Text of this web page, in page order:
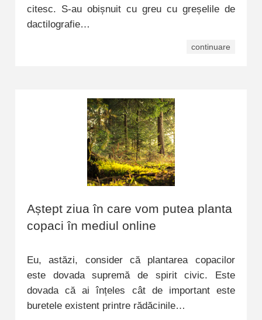
citesc. S-au obișnuit cu greu cu greșelile de
dactilografie…
continuare
Aștept ziua în care vom putea planta
copaci în mediul online
Eu, astăzi, consider că plantarea copacilor
este dovada supremă de spirit civic. Este
dovada că ai înțeles cât de important este
buretele existent printre rădăcinile…